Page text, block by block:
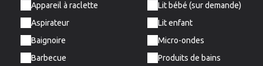
Appareil à raclette
Aspirateur
Baignoire
Barbecue
Lit bébé (sur demande)
Lit enfant
Micro-ondes
Produits de bains